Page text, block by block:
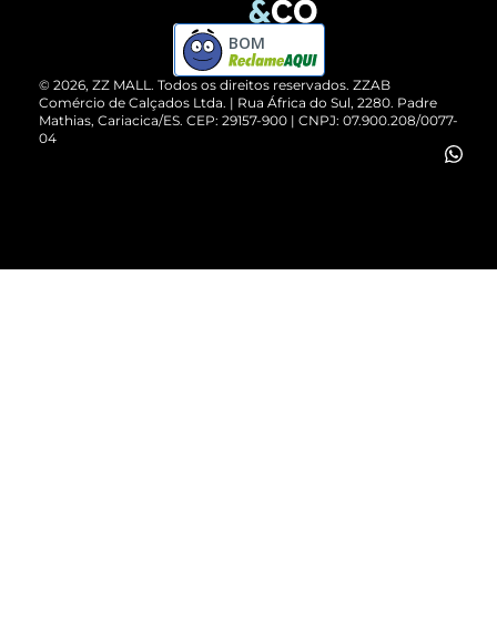
Cartão Presente
Vendas Corporativas
Compre pelo WhatsApp
© 2026, ZZ MALL. Todos os direitos reservados. ZZAB
Comércio de Calçados Ltda. | Rua África do Sul, 2280. Padre
Mathias, Cariacica/ES. CEP: 29157-900 | CNPJ: 07.900.208/0077-
04
BOM